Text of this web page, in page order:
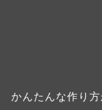
かんたんな作り